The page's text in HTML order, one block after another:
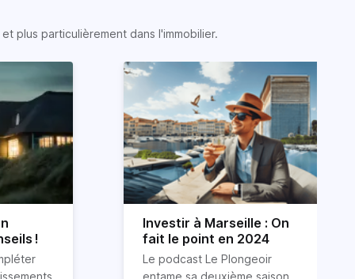
plus particulièrement dans l'immobilier.
!
Investir à Marseille : On
fait le point en 2024
Le podcast Le Plongeoir